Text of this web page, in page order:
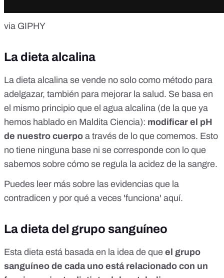
via GIPHY
La dieta alcalina
La dieta alcalina se vende no solo como método para
adelgazar, también para mejorar la salud. Se basa en
el mismo principio que el agua alcalina (de la que ya
hemos hablado en Maldita Ciencia): modificar el pH
de nuestro cuerpo a través de lo que comemos. Esto
no tiene ninguna base ni se corresponde con lo que
sabemos sobre cómo se regula la acidez de la sangre.
Puedes leer más sobre las evidencias que la
contradicen y por qué a veces 'funciona' aquí.
La dieta del grupo sanguíneo
Esta dieta está basada en la idea de que el grupo
sanguíneo de cada uno está relacionado con un